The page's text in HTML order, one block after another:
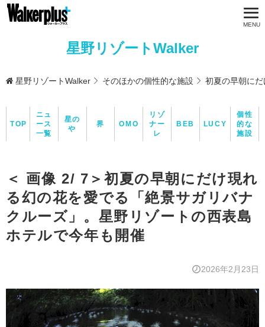
星野リゾートWalker
星野リゾートWalker そのほかの個性的な施設 初夏の早朝に
TOP
ニュ
ース
一覧
星の
や
界 OMO
リゾ
ナー
レ
BEB LUCY
個性
的な
施設
＜ 画像 2/ 7＞初夏の早朝にだけ現れ
る幻の花を愛でる「絶景サガリバナ
クルーズ」。星野リゾートの西表島
ホテルで今年も開催
2026年2月23日